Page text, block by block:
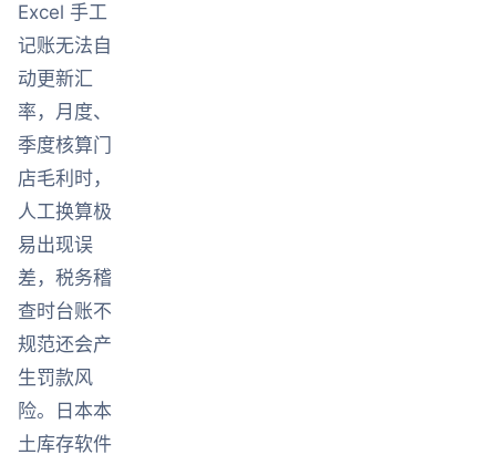
Excel 手工
记账无法自
动更新汇
率，月度、
季度核算门
店毛利时，
人工换算极
易出现误
差，税务稽
查时台账不
规范还会产
生罚款风
险。日本本
土库存软件